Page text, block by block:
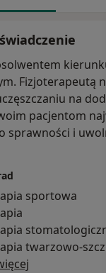
Fizjoterapeutą
na
pacjentom
sprawności i
się na
sportowa
twarzowo-